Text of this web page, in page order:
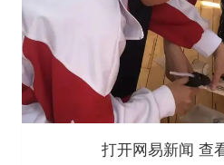
打开网易新闻 查